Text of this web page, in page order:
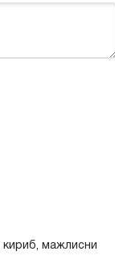
кириб, мажлисни